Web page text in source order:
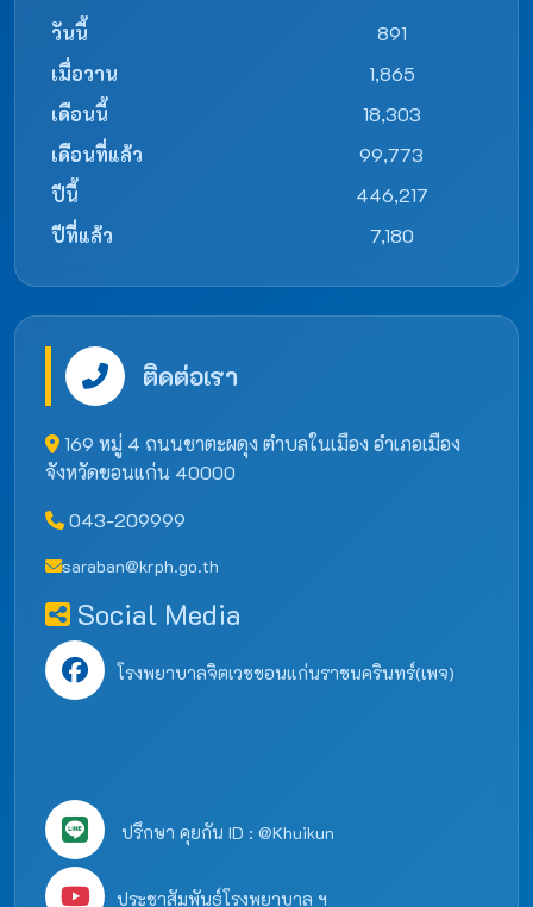
วันนี้
891
เมื่อวาน
1,865
เดือนนี้
18,303
เดือนที่แล้ว
99,773
ปีนี้
446,217
ปีที่แล้ว
7,180
ติดต่อเรา
169 หมู่ 4 ถนนชาตะผดุง ตำบลในเมือง อำเภอเมือง
จังหวัดขอนแก่น 40000
043-209999
saraban@krph.go.th
Social Media
โรงพยาบาลจิตเวชขอนแก่นราชนครินทร์(เพจ)
ปรึกษา คุยกัน ID : @Khuikun
ประชาสัมพันธ์โรงพยาบาล ฯ